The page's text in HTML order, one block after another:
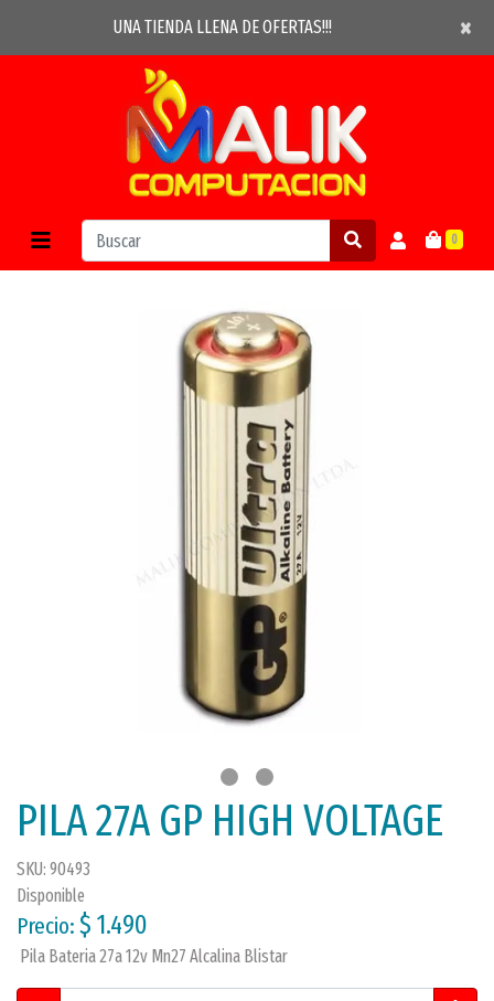
UNA TIENDA LLENA DE OFERTAS!!! ×
×
0
PILA 27A GP HIGH VOLTAGE
SKU: 90493
Disponible
Precio: $ 1.490
Pila Bateria 27a 12v Mn27 Alcalina Blistar